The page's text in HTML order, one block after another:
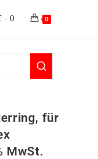
- 0 0
für
MwSt.